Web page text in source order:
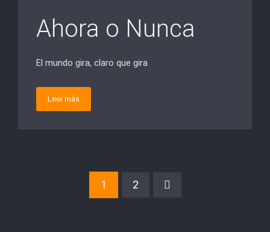
Ahora o Nunca
El mundo gira, claro que gira
Leer más
1 2